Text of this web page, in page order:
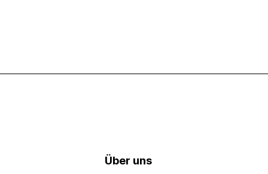
Über uns